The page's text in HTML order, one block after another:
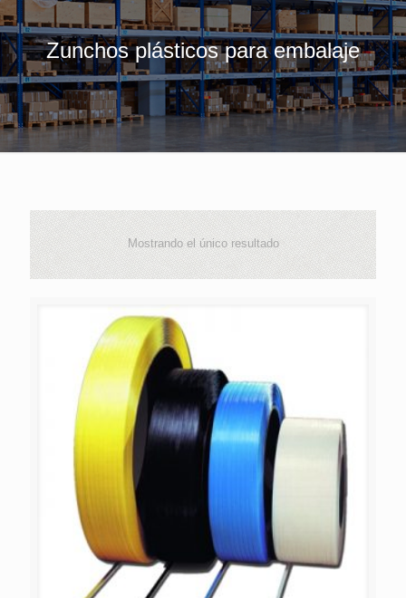
Zunchos plásticos para embalaje
Mostrando el único resultado